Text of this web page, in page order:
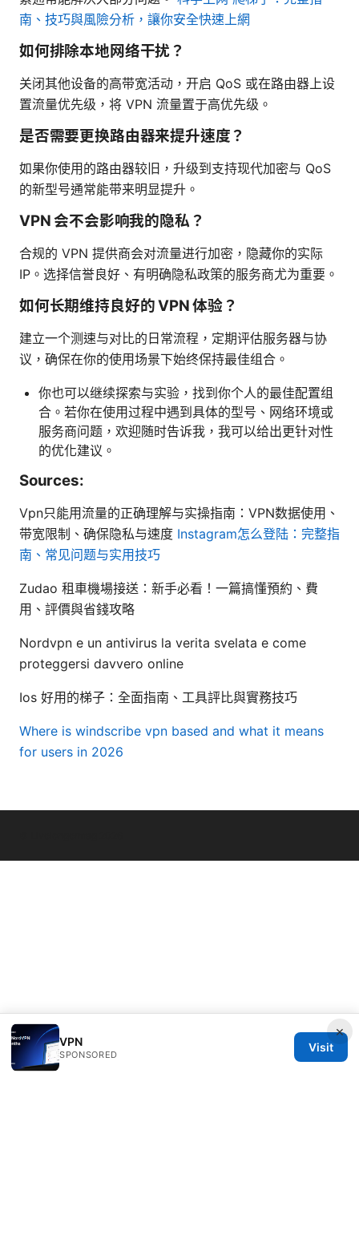
南、技巧與風險分析，讓你安全快速上網
如何排除本地网络干扰？
关闭其他设备的高带宽活动，开启 QoS 或在路由器上设
置流量优先级，将 VPN 流量置于高优先级。
是否需要更换路由器来提升速度？
如果你使用的路由器较旧，升级到支持现代加密与 QoS
的新型号通常能带来明显提升。
VPN 会不会影响我的隐私？
合规的 VPN 提供商会对流量进行加密，隐藏你的实际
IP。选择信誉良好、有明确隐私政策的服务商尤为重要。
如何长期维持良好的 VPN 体验？
建立一个测速与对比的日常流程，定期评估服务器与协
议，确保在你的使用场景下始终保持最佳组合。
你也可以继续探索与实验，找到你个人的最佳配置组
合。若你在使用过程中遇到具体的型号、网络环境或
服务商问题，欢迎随时告诉我，我可以给出更针对性
的优化建议。
Sources:
Vpn只能用流量的正确理解与实操指南：VPN数据使用、
带宽限制、确保隐私与速度 Instagram怎么登陆：完整指
南、常见问题与实用技巧
Zudao 租車機場接送：新手必看！一篇搞懂預約、費
用、評價與省錢攻略
Nordvpn e un antivirus la verita svelata e come
proteggersi davvero online
Ios 好用的梯子：全面指南、工具評比與實務技巧
Where is windscribe vpn based and what it means
for users in 2026
×
VPN
SPONSORED
Visit